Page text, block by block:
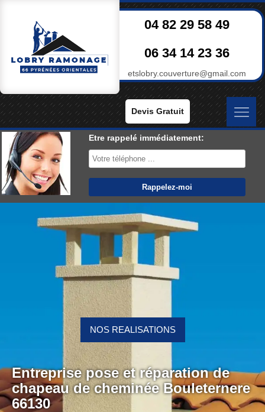
04 82 29 58 49
06 34 14 23 36
etslobry.couverture@gmail.com
Devis Gratuit
Etre rappelé immédiatement:
Entreprise pose et réparation de
chapeau de cheminée Bouleternere
66130
NOS REALISATIONS